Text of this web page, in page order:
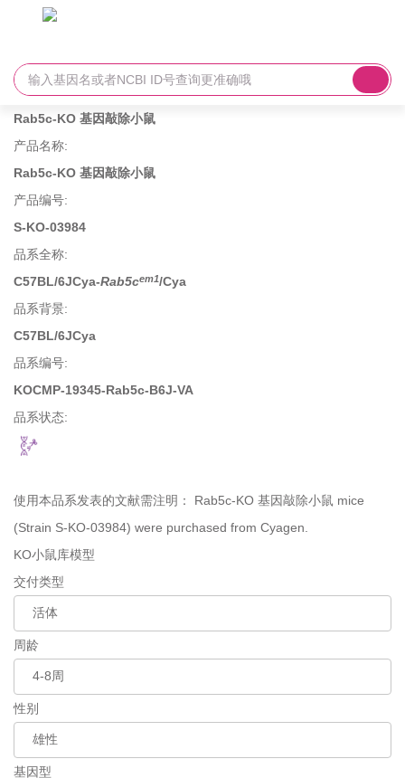
Rab5c-KO 基因敲除小鼠
产品名称:
Rab5c-KO 基因敲除小鼠
产品编号:
S-KO-03984
品系全称:
C57BL/6JCya-Rab5cem1/Cya
品系背景:
C57BL/6JCya
品系编号:
KOCMP-19345-Rab5c-B6J-VA
品系状态:
使用本品系发表的文献需注明： Rab5c-KO 基因敲除小鼠 mice
(Strain S-KO-03984) were purchased from Cyagen.
KO小鼠库模型
交付类型
周龄
性别
基因型